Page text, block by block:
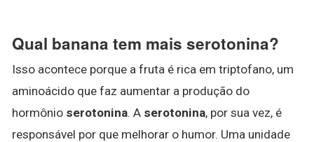
Qual banana tem mais serotonina?
Isso acontece porque a fruta é rica em triptofano, um
aminoácido que faz aumentar a produção do
hormônio serotonina. A serotonina, por sua vez, é
responsável por que melhorar o humor. Uma unidade